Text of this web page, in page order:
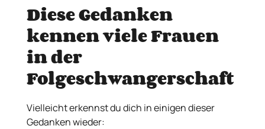
Diese Gedanken
kennen viele Frauen
in der
Folgeschwangerschaft
Vielleicht erkennst du dich in einigen dieser
Gedanken wieder: